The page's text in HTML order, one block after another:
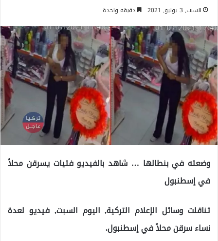
السبت, 3 يوليو, 2021 دقيقة واحدة
وضعته في بنطالها … شاهد بالفيديو فتيات يسرقن محلاً
في إسطنبول
تناقلت وسائل الإعلام التركية, اليوم السبت, فيديو لعدة
نساء سرقن محلاً في إسطنبول.